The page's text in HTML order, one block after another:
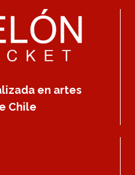
en artes
Chile